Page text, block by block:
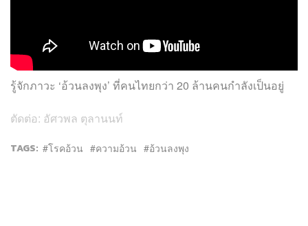
รู้จักภาวะ ‘อ้วนลงพุง’ ที่คนไทยกว่า 20 ล้านคนกำลังเป็นอยู่
ตัดต่อ: อัศวพล ตุลานนท์
TAGS: โรคอ้วน ความอ้วน อ้วนลงพุง